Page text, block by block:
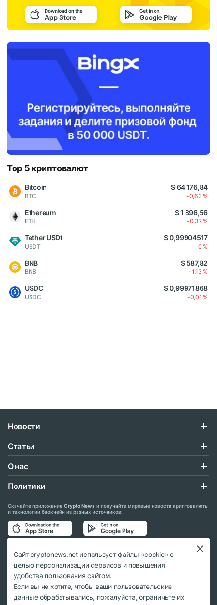
Top 5 криптовалют
Bitcoin
BTC
$ 64 176,84
-0,63 %
Ethereum
ETH
$ 1 896,56
-0,37 %
Tether USDt
USDT
$ 0,99904517
0 %
BNB
BNB
$ 587,82
-1,13 %
USDC
USDC
$ 0,99971868
-0,01 %
Новости
Статьи
О нас
Политики
Скачайте приложение Crypto News и получайте мировые новости криптовалюты
и технологии блокчейн из разных источников:
Подписывайтесь на нас в социальных сетях:
© 2018 - 2026 Crypto News. При использовании материалов ссылка на
Сайт cryptonews.net использует файлы «cookie» с
целью персонализации сервисов и повышения
удобства пользования сайтом.
Если вы не хотите, чтобы ваши пользовательские
данные обрабатывались, пожалуйста, ограничьте их